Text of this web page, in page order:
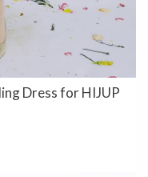
Dress for HIJUP